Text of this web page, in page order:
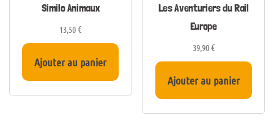
Similo Animaux
13,50€
Ajouter au panier
Les Aventuriers du Rail
Europe
39,90€
Ajouter au panier